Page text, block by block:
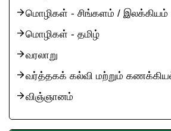
மொழிகள் - சிங்களம் / இலக்கியம்
மொழிகள் - தமிழ்
வரலாறு
வர்த்தகக் கல்வி மற்றும்
விஞ்ஞானம்